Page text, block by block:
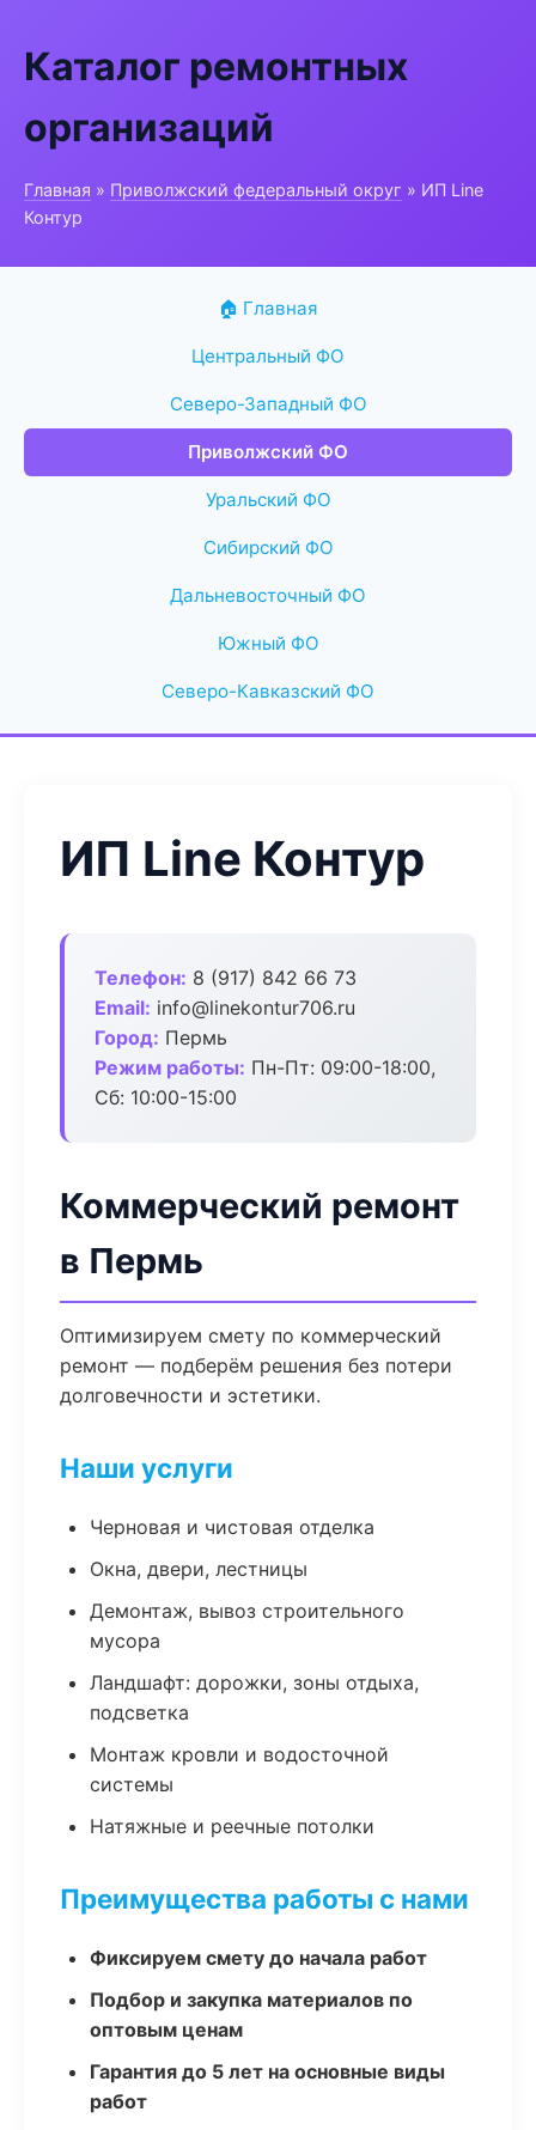
Каталог ремонтных
организаций
Главная » Приволжский федеральный округ » ИП Line
Контур
🏠 Главная
Центральный ФО
Северо-Западный ФО
Приволжский ФО
Уральский ФО
Сибирский ФО
Дальневосточный ФО
Южный ФО
Северо-Кавказский ФО
ИП Line Контур
Телефон: 8 (917) 842 66 73
Email: info@linekontur706.ru
Город: Пермь
Режим работы: Пн-Пт: 09:00-18:00,
Сб: 10:00-15:00
Коммерческий ремонт
в Пермь
Оптимизируем смету по коммерческий
ремонт — подберём решения без потери
долговечности и эстетики.
Наши услуги
Черновая и чистовая отделка
Окна, двери, лестницы
Демонтаж, вывоз строительного
мусора
Ландшафт: дорожки, зоны отдыха,
подсветка
Монтаж кровли и водосточной
системы
Натяжные и реечные потолки
Преимущества работы с нами
Фиксируем смету до начала работ
Подбор и закупка материалов по
оптовым ценам
Гарантия до 5 лет на основные виды
работ